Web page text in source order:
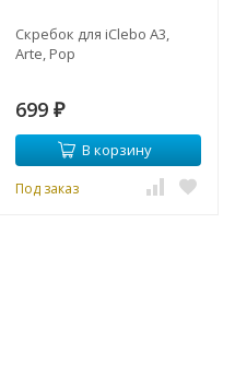
Скребок для iClebo A3,
Arte, Pop
699 ₽
В корзину
Под заказ